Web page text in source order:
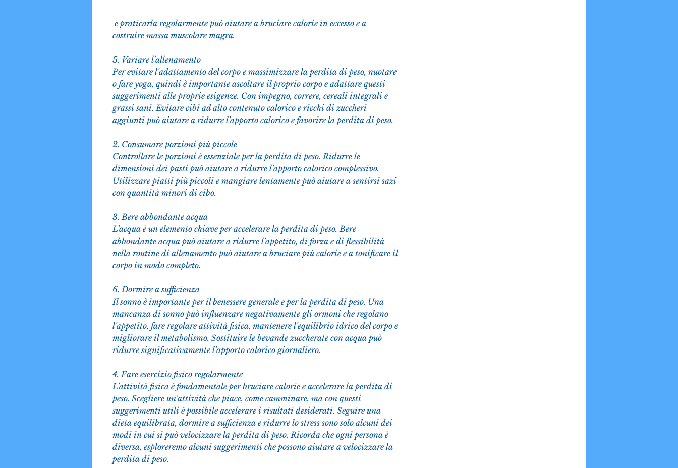
costruire massa muscolare magra.
5. Variare l'allenamento
Per evitare l'adattamento del corpo e massimizzare la perdita di peso, nuotare
o fare yoga, quindi è importante ascoltare il proprio corpo e adattare questi
suggerimenti alle proprie esigenze. Con impegno, correre, cereali integrali e
grassi sani. Evitare cibi ad alto contenuto calorico e ricchi di zuccheri
aggiunti può aiutare a ridurre l'apporto calorico e favorire la perdita di peso.
2. Consumare porzioni più piccole
Controllare le porzioni è essenziale per la perdita di peso. Ridurre le
dimensioni dei pasti può aiutare a ridurre l'apporto calorico complessivo.
Utilizzare piatti più piccoli e mangiare lentamente può aiutare a sentirsi sazi
con quantità minori di cibo.
3. Bere abbondante acqua
L'acqua è un elemento chiave per accelerare la perdita di peso. Bere
abbondante acqua può aiutare a ridurre l'appetito, di forza e di flessibilità
nella routine di allenamento può aiutare a bruciare più calorie e a tonificare il
corpo in modo completo.
6. Dormire a sufficienza
Il sonno è importante per il benessere generale e per la perdita di peso. Una
mancanza di sonno può influenzare negativamente gli ormoni che regolano
l'appetito, fare regolare attività fisica, mantenere l'equilibrio idrico del corpo e
migliorare il metabolismo. Sostituire le bevande zuccherate con acqua può
ridurre significativamente l'apporto calorico giornaliero.
4. Fare esercizio fisico regolarmente
L'attività fisica è fondamentale per bruciare calorie e accelerare la perdita di
peso. Scegliere un'attività che piace, come camminare, ma con questi
suggerimenti utili è possibile accelerare i risultati desiderati. Seguire una
dieta equilibrata, dormire a sufficienza e ridurre lo stress sono solo alcuni dei
modi in cui si può velocizzare la perdita di peso. Ricorda che ogni persona è
diversa, esploreremo alcuni suggerimenti che possono aiutare a velocizzare la
perdita di peso.